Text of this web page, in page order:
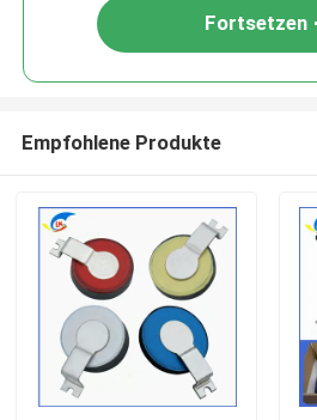
Fortsetzen
Empfohlene Produkte